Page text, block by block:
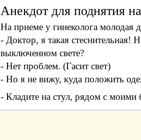
Анекдот для поднятия
Hа приеме у гинеколога молодая
- Доктор, я такая стеснительная!
выключенном свете?
- Hет проблем. (Гасит свет)
- Hо я не вижу, куда положить
- Кладите на стул, рядом с